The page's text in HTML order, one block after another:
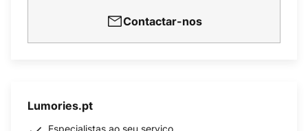
Contactar-nos
Lumories.pt